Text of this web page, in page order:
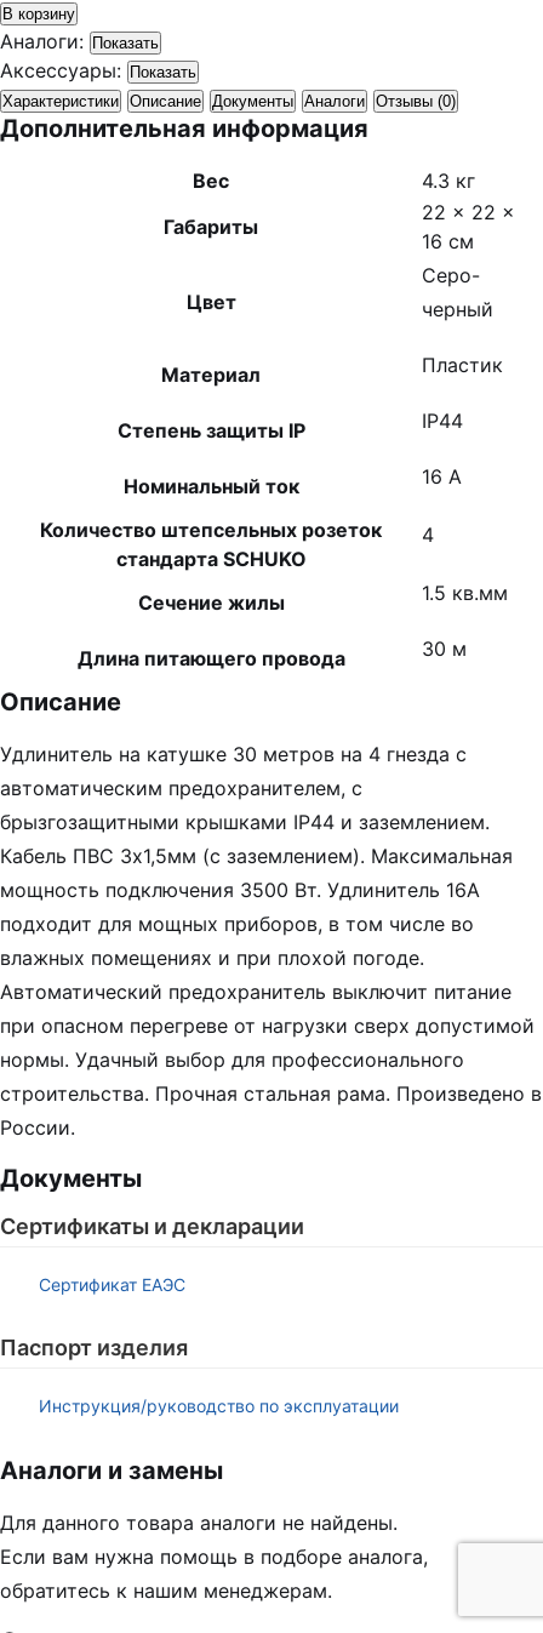
В корзину
Аналоги: Показать
Аксессуары: Показать
Характеристики Описание Документы Аналоги Отзывы (0)
Дополнительная информация
Вес
4.3 кг
Габариты
22 × 22 ×
16 см
Цвет
Серо-
черный
Материал Пластик
Степень защиты IP IP44
Номинальный ток 16 А
Количество штепсельных розеток
стандарта SCHUKO
4
Сечение жилы 1.5 кв.мм
Длина питающего провода 30 м
Описание
Удлинитель на катушке 30 метров на 4 гнезда с
автоматическим предохранителем, с
брызгозащитными крышками IP44 и заземлением.
Кабель ПВС 3х1,5мм (с заземлением). Максимальная
мощность подключения 3500 Вт. Удлинитель 16А
подходит для мощных приборов, в том числе во
влажных помещениях и при плохой погоде.
Автоматический предохранитель выключит питание
при опасном перегреве от нагрузки сверх допустимой
нормы. Удачный выбор для профессионального
строительства. Прочная стальная рама. Произведено в
России.
Документы
Сертификаты и декларации
Сертификат ЕАЭС
Паспорт изделия
Инструкция/руководство по эксплуатации
Аналоги и замены
Для данного товара аналоги не найдены.
Если вам нужна помощь в подборе аналога,
обратитесь к нашим менеджерам.